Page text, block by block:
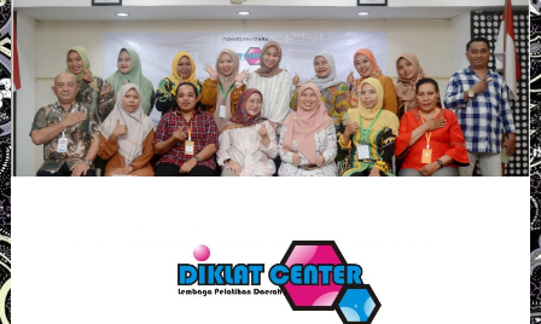
Skip
to
content